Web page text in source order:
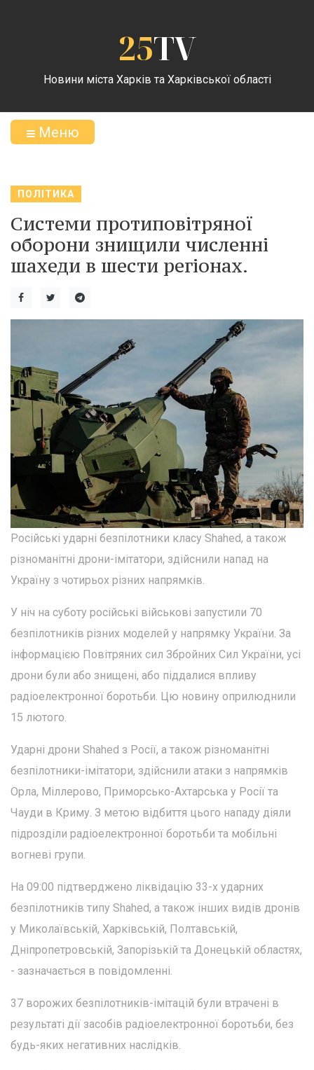
25TV
Новини міста Харків та Харківської області
Меню
ПОЛІТИКА
Системи протиповітряної
оборони знищили численні
шахеди в шести регіонах.
Російські ударні безпілотники класу Shahed, а також
різноманітні дрони-імітатори, здійснили напад на
Україну з чотирьох різних напрямків.
У ніч на суботу російські військові запустили 70
безпілотників різних моделей у напрямку України. За
інформацією Повітряних сил Збройних Сил України, усі
дрони були або знищені, або піддалися впливу
радіоелектронної боротьби. Цю новину оприлюднили
15 лютого.
Ударні дрони Shahed з Росії, а також різноманітні
безпілотники-імітатори, здійснили атаки з напрямків
Орла, Міллерово, Приморсько-Ахтарська у Росії та
Чауди в Криму. З метою відбиття цього нападу діяли
підрозділи радіоелектронної боротьби та мобільні
вогневі групи.
На 09:00 підтверджено ліквідацію 33-х ударних
безпілотників типу Shahed, а також інших видів дронів
у Миколаївській, Харківській, Полтавській,
Дніпропетровській, Запорізькій та Донецькій областях,
- зазначається в повідомленні.
37 ворожих безпілотників-імітацій були втрачені в
результаті дії засобів радіоелектронної боротьби, без
будь-яких негативних наслідків.